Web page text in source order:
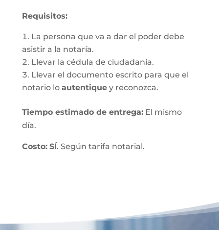
Requisitos:
La persona que va a dar el poder debe
asistir a la notaría.
Llevar la cédula de ciudadanía.
Llevar el documento escrito para que el
notario lo autentiquey reconozca.
Tiempo estimado de entrega:El mismo
día.
Costo: SÍ. Según tarifa notarial.